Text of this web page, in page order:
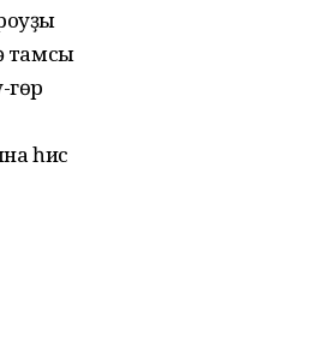
тамсы
гөр
һис